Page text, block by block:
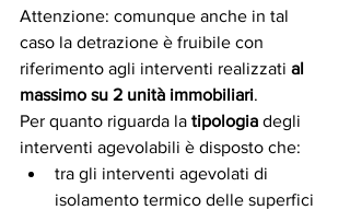
Attenzione: comunque anche in tal
caso la detrazione è fruibile con
riferimento agli interventi realizzati al
massimo su 2 unità immobiliari.
Per quanto riguarda la tipologia degli
interventi agevolabili è disposto che:
tra gli interventi agevolati di
isolamento termico delle superfici